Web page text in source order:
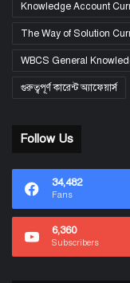
Knowledge Account
The Way of Solution
WBCS General
গুরুত্বপূর্ণ কারেন্ট অ্যাফেয়ার্স
Follow Us
34,482
Fans
6,360
Subscribers